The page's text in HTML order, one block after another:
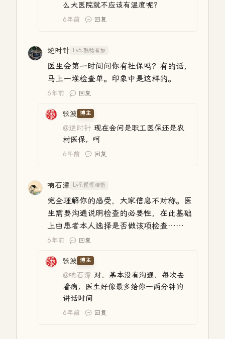
么大医院就不应该有温度呢？
6年前 回复
逆时针 Lv5.熟稔有加
医生会第一时间问你有社保吗？有的话，
马上一堆检查单。印象中是这样的。
6年前 回复
张波 博主
@逆时针 现在会问是职工医保还是农
村医保，呵
6年前 回复
响石潭 Lv9.惺惺相惜
完全理解你的感受，大家信息不对称。医
生需要沟通说明检查的必要性，在此基础
上由患者本人选择是否做该项检查……
6年前 回复
张波 博主
@响石潭 对，基本没有沟通，每次去
看病，医生好像最多给你一两分钟的
讲话时间
6年前 回复